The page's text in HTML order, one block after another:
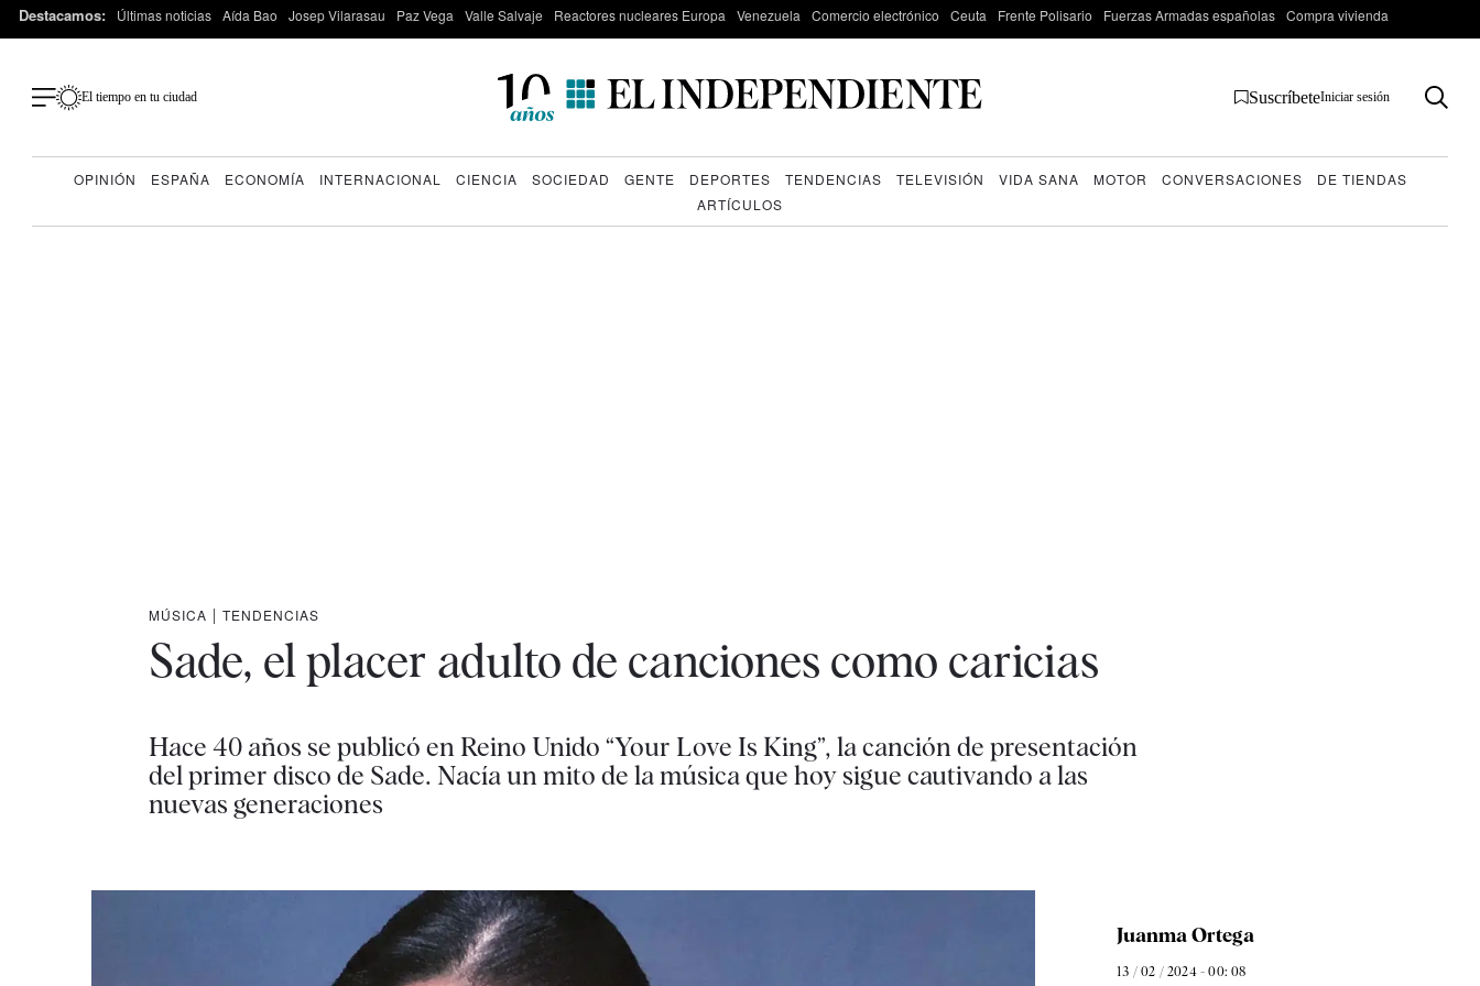
Destacamos: Últimas noticias Aída Bao Josep Vilarasau Paz Vega Valle Salvaje Reactores nucleares Europa Venezuela Comercio electrónico Ceuta Frente Polisario Fuerzas Armadas españolas Compra vivienda
El tiempo en tu ciudad SuscríbeteIniciar sesión
OPINIÓN ESPAÑA ECONOMÍA INTERNACIONAL CIENCIA SOCIEDAD GENTE DEPORTES TENDENCIAS TELEVISIÓN VIDA SANA MOTOR CONVERSACIONES
DE TIENDAS
ARTÍCULOS
MÚSICA | TENDENCIAS
Sade, el placer adulto de canciones como caricias
Hace 40 años se publicó en Reino Unido “Your Love Is King”, la canción de presentación
del primer disco de Sade. Nacía un mito de la música que hoy sigue cautivando a las
nuevas generaciones
Juanma Ortega
13 / 02 / 2024 - 00: 08